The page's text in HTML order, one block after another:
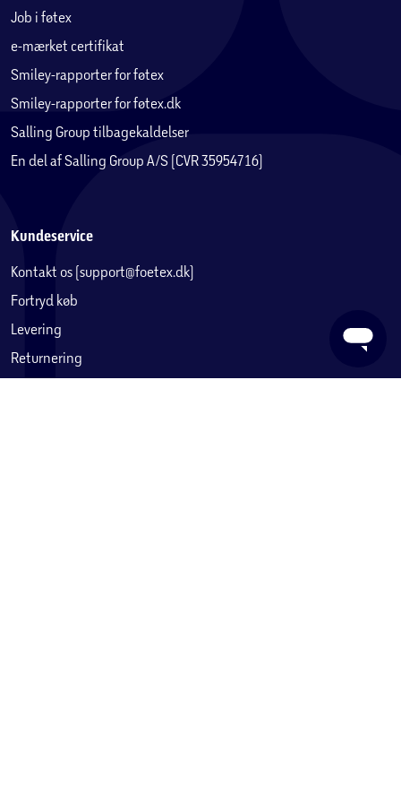
Job i føtex
e-mærket certifikat
Smiley-rapporter for føtex
Smiley-rapporter for føtex.dk
Salling Group tilbagekaldelser
En del af Salling Group A/S (CVR 35954716)
Kundeservice
Kontakt os (support@foetex.dk)
Fortryd køb
Levering
Returnering